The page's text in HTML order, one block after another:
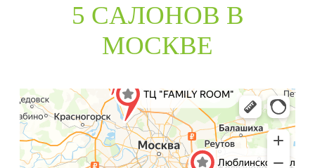
5 CАЛОНОВ В
МОСКВЕ